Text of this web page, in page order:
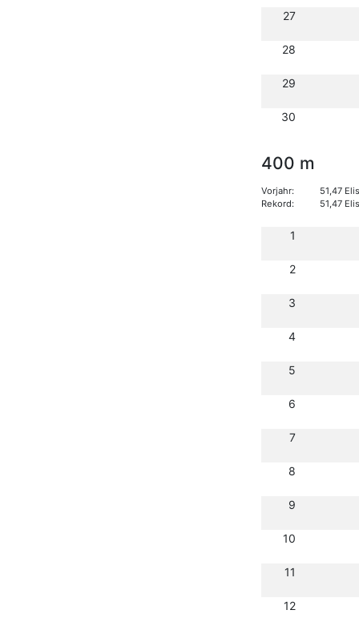
27
28
29
30
400 m
Vorjahr:
51,47
Rekord:
51,47
1
2
3
4
5
6
7
8
9
10
11
12